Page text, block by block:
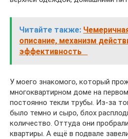
Читайте также:
описание, механизм
эффективность
У моего знакомого, который
многоквартирном доме на
постоянно текли трубы. Из-за
было темно и сыро, блох
количество. Оттуда они
квартиры. А ещё в подвале